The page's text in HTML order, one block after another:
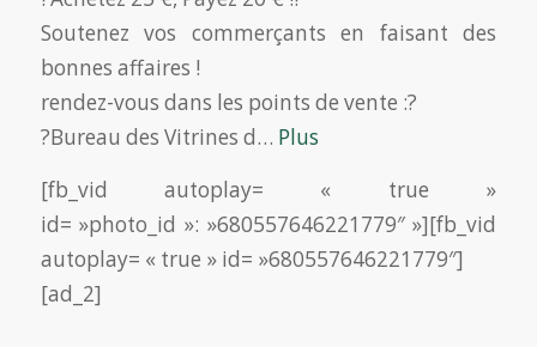
Soutenez vos commerçants en faisant des
bonnes affaires !
rendez-vous dans les points de vente :?
?Bureau des Vitrines d… Plus
[fb_vid autoplay= « true »
id= »photo_id »: »680557646221779″ »][fb_vid
autoplay= « true » id= »680557646221779″]
[ad_2]